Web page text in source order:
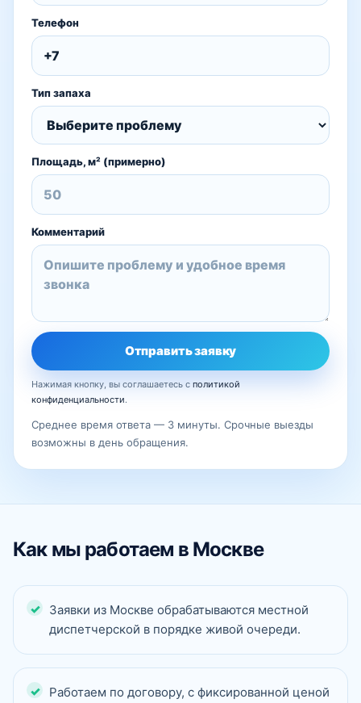
Телефон
Тип запаха
Площадь, м² (примерно)
Комментарий
Отправить заявку
Нажимая кнопку, вы соглашаетесь с политикой
конфиденциальности.
Среднее время ответа — 3 минуты. Срочные выезды
возможны в день обращения.
Как мы работаем в Москве
Заявки из Москве обрабатываются местной
диспетчерской в порядке живой очереди.
Работаем по договору, с фиксированной ценой